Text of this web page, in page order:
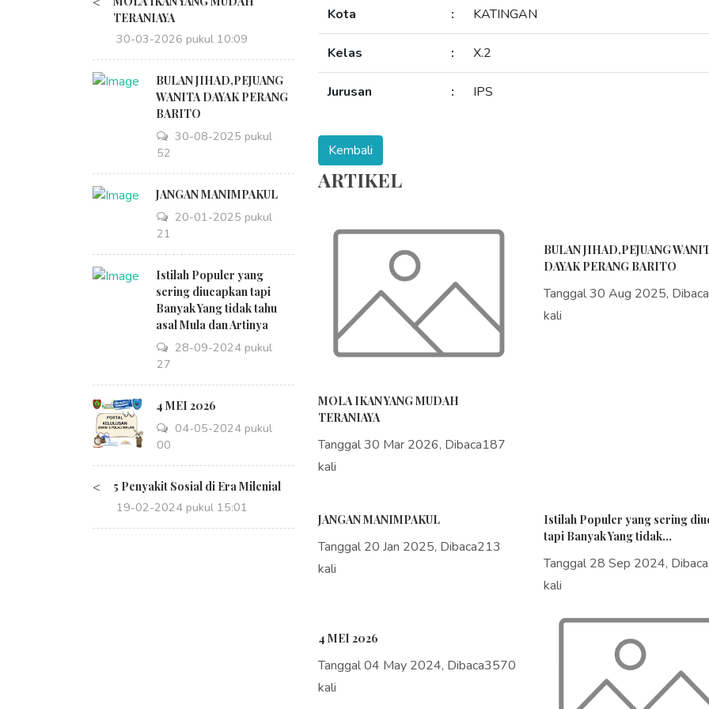
TERANIAYA
30-03-2026 pukul 10:09
BULAN JIHAD,PEJUANG
WANITA DAYAK PERANG
BARITO
30-08-2025 pukul
18:52
JANGAN MANIMPAKUL
20-01-2025 pukul
09:21
Istilah Populer yang
sering diucapkan tapi
Banyak Yang tidak tahu
asal Mula dan Artinya
28-09-2024 pukul
14:27
4 MEI 2026
04-05-2024 pukul
08:00
< 5 Penyakit Sosial di Era Milenial
19-02-2024 pukul 15:01
Kota : KATINGAN
Kelas : X.2
Jurusan : IPS
ARTIKEL
MOLA IKAN YANG MUDAH
TERANIAYA
Tanggal 30 Mar 2026, Dibaca187
kali
BULAN JIHAD,PEJUANG
DAYAK PERANG BARITO
Tanggal 30 Aug 2025,
kali
JANGAN MANIMPAKUL
Tanggal 20 Jan 2025, Dibaca213
kali
Istilah Populer yang sering
tapi Banyak Yang tidak...
Tanggal 28 Sep 2024,
kali
4 MEI 2026
Tanggal 04 May 2024, Dibaca3570
kali